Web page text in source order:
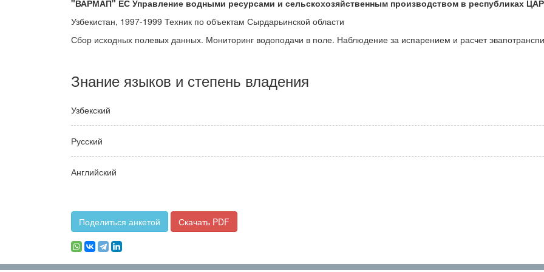
"ВАРМАП" ЕС Управление водными ресурсами и сельскохозяйственным производством в республиках ЦАР
Узбекистан, 1997-1999 Техник по объектам Сырдарьинской области
Сбор исходных полевых данных. Мониторинг водоподачи в поле. Наблюдение за испарением и расчет
Знание языков и степень владения
Узбекский
Русский
Английский
Поделиться анкетой Скачать PDF